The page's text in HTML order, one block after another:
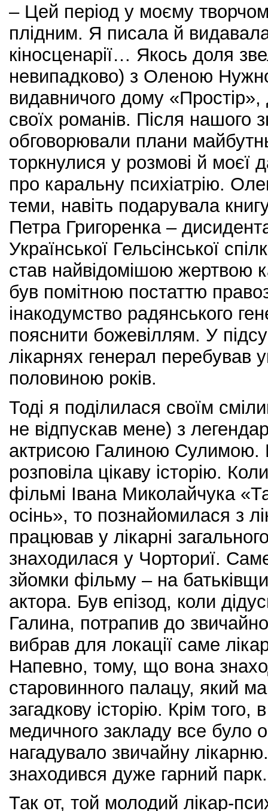
– Цей період у моєму
плідним. Я писала й
кіносценарії… Якось доля
невипадково) з Оленою
видавничого дому «Простір»,
своїх романів. Після нашого
обговорювали плани
торкнулися у розмові й моєї
про каральну психіатрію.
теми, навіть подарувала
Петра Григоренка –
Української Гельсінської
став найвідомішою жертвою
був помітною постаттю
інакодумство радянського
пояснити божевіллям. У
лікарнях генерал перебував
половиною років.
Тоді я поділилася своїм
не відпускав мене) з
актрисою Галиною Сулимою.
розповіла цікаву історію.
фільмі Івана Миколайчука
осінь», то познайомилася з
працював у лікарні
знаходилася у Чорториї.
зйомки фільму – на
актора. Був епізод, коли
Галина, потрапив до
вибрав для локації саме
Напевно, тому, що вона
старовинного палацу, який
загадкову історію. Крім того,
медичного закладу все було
нагадувало звичайну
знаходився дуже гарний парк.
Так от, той молодий лікар-